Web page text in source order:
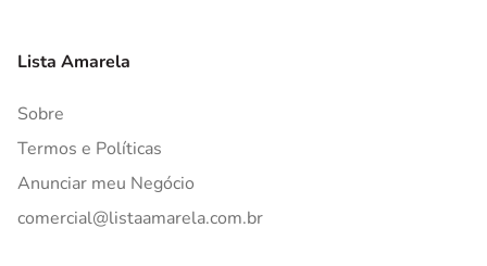
Lista Amarela
Sobre
Termos e Políticas
Anunciar meu Negócio
comercial@listaamarela.com.br